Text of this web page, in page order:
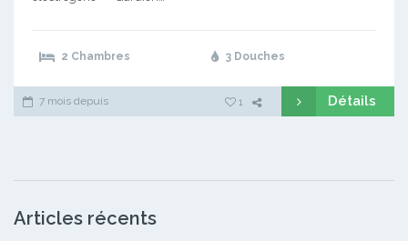
2 Chambres 3 Douches
7 mois depuis 1 Détails
Articles récents